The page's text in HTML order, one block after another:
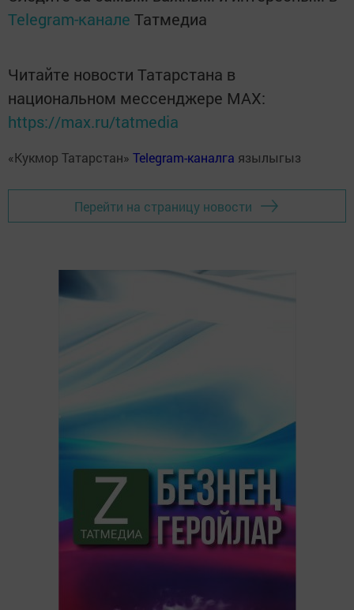
Telegram-канале Татмедиа
Читайте новости Татарстана в
национальном мессенджере MАХ:
https://max.ru/tatmedia
«Кукмор Татарстан» Telegram-каналга язылыгыз
Перейти на страницу новости